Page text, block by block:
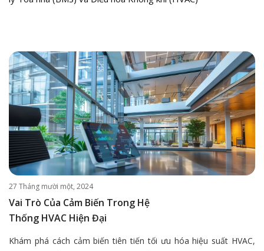
27 Tháng mười một, 2024
Vai Trò Của Cảm Biến Trong Hệ
Thống HVAC Hiện Đại
Khám phá cách cảm biến tiên tiến tối ưu hóa hiệu suất HVAC,